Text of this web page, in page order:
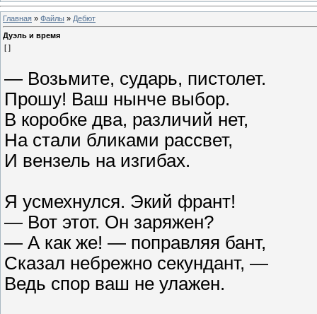
Главная » Файлы » Дебют
Дуэль и время
[ ]
— Возьмите, сударь, пистолет.
Прошу! Ваш нынче выбор.
В коробке два, различий нет,
На стали бликами рассвет,
И вензель на изгибах.
Я усмехнулся. Экий франт!
— Вот этот. Он заряжен?
— А как же! — поправляя бант,
Сказал небрежно секундант, —
Ведь спор ваш не улажен.